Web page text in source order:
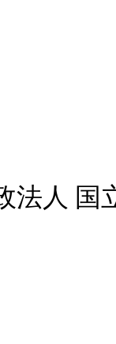
法人 国